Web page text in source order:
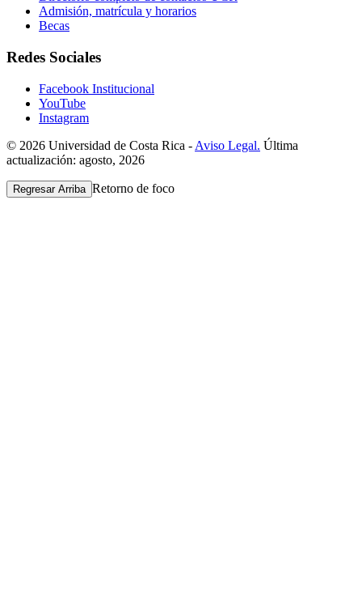
Admisión, matrícula y horarios
Becas
Redes Sociales
Facebook Institucional
YouTube
Instagram
© 2026 Universidad de Costa Rica - Aviso Legal. Última
actualización: agosto, 2026
Regresar Arriba Retorno de foco